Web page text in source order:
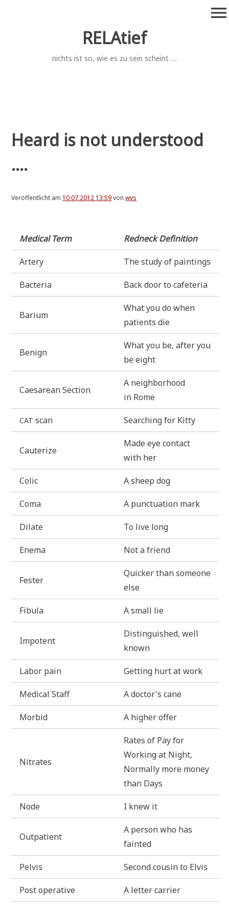
RELAtief
nichts ist so, wie es zu sein scheint ....
menu
Heard is not understood
....
Veröffentlicht am 10.07.2012 13:59vonwvs
Medi­cal Term Red­neck Definition
Artery The stu­dy of paintings
Bac­te­ria Back door to cafeteria
Bari­um
What you do when
pati­ents die
Benign
What you be, after you
be eight
Caesare­an Section
A neigh­bor­hood
in Rome
CAT scan Sear­ching for Kitty
Cau­te­ri­ze
Made eye cont­act
with her
Colic A sheep dog
Coma A punc­tua­ti­on mark
Dila­te To live long
Ene­ma Not a friend
Fester
Quicker than someone
else
Fibu­la A small lie
Impo­tent
Distin­gu­is­hed, well
known
Labor pain Get­ting hurt at work
Medi­cal Staff A doctor's cane
Mor­bid A hig­her offer
Nitra­tes
Rates of Pay for
Working at Night,
Nor­mal­ly more money
than Days
Node I knew it
Out­pa­ti­ent
A per­son who has
fainted
Pel­vis Second cou­sin to Elvis
Post ope­ra­ti­ve A let­ter carrier